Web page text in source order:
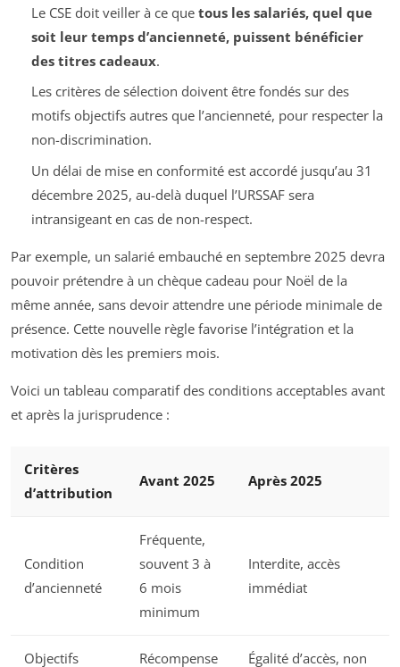
Le CSE doit veiller à ce que tous les salariés, quel que
soit leur temps d’ancienneté, puissent bénéficier
des titres cadeaux.
Les critères de sélection doivent être fondés sur des
motifs objectifs autres que l’ancienneté, pour respecter la
non-discrimination.
Un délai de mise en conformité est accordé jusqu’au 31
décembre 2025, au-delà duquel l’URSSAF sera
intransigeant en cas de non-respect.
Par exemple, un salarié embauché en septembre 2025 devra
pouvoir prétendre à un chèque cadeau pour Noël de la
même année, sans devoir attendre une période minimale de
présence. Cette nouvelle règle favorise l’intégration et la
motivation dès les premiers mois.
Voici un tableau comparatif des conditions acceptables avant
et après la jurisprudence :
Critères
d’attribution
Avant 2025 Après 2025
Condition
d’ancienneté
Fréquente,
souvent 3 à
6 mois
minimum
Interdite, accès
immédiat
Objectifs
Récompense
Égalité d’accès, non